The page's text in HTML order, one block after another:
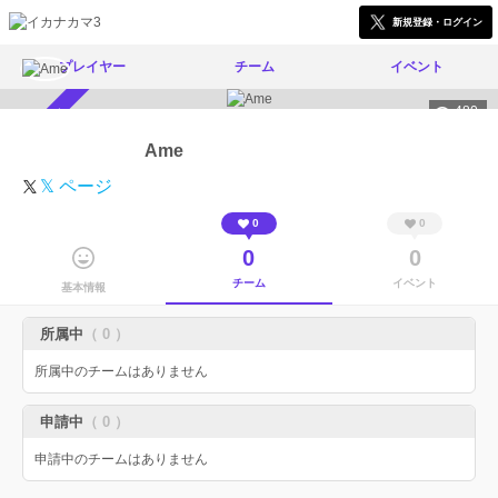
新規登録・ログイン
プレイヤー チーム イベント
480
Ame
𝕏 ページ
基本情報
0
0
チーム
0
0
イベント
所属中 （ 0 ）
所属中のチームはありません
申請中 （ 0 ）
申請中のチームはありません